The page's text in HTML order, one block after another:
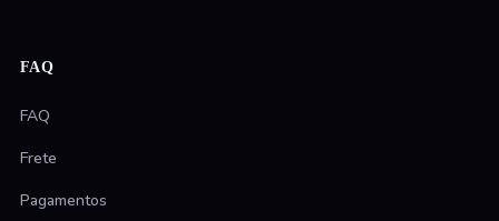
FAQ
FAQ
Frete
Pagamentos